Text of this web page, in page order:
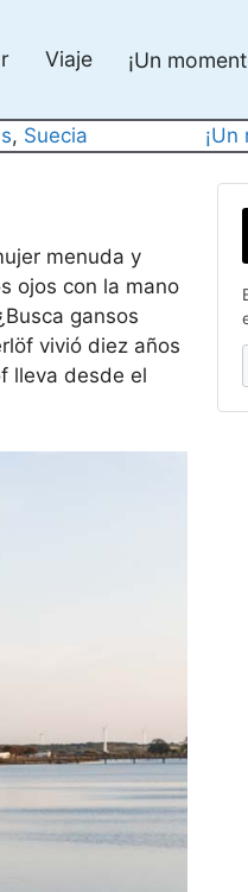
Viaje ¡Un
, Suecia
menuda y
ojos con la mano
gansos
vivió diez años
lleva desde el